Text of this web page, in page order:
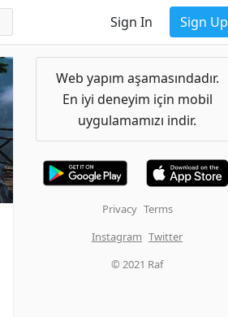
Sign In Sign Up
Web yapım aşamasındadır.
En iyi deneyim için mobil
uygulamamızı indir.
Privacy Terms
Instagram Twitter
© 2021 Raf